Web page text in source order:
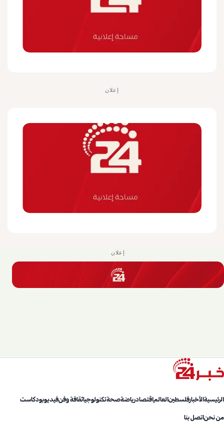
إعلان
إعلان
الرئيسيةالأخبارفلسطينالعالماقتصادرياضةصحةتكنولوجياثقافة وفنفيديوبودكاست
من نحناتصل بنا